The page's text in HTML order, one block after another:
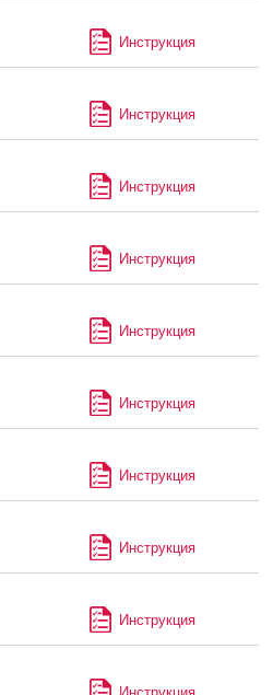
Инструкция
Инструкция
Инструкция
Инструкция
Инструкция
Инструкция
Инструкция
Инструкция
Инструкция